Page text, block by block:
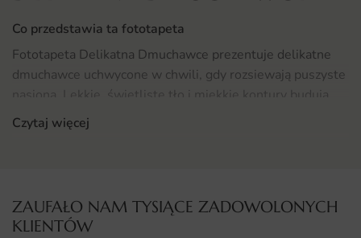
Co przedstawia ta fototapeta
Fototapeta Delikatna Dmuchawce prezentuje delikatne
dmuchawce uchwycone w chwili, gdy rozsiewają puszyste
nasiona. Lekkie, świetliste tło i miękkie kontury budują
nastrój spokoju oraz subtelnego boho.
jak i w roli ozdobnego panelu nad meblem.
Czytaj więcej
ZAUFAŁO NAM TYSIĄCE ZADOWOLONYCH
KLIENTÓW